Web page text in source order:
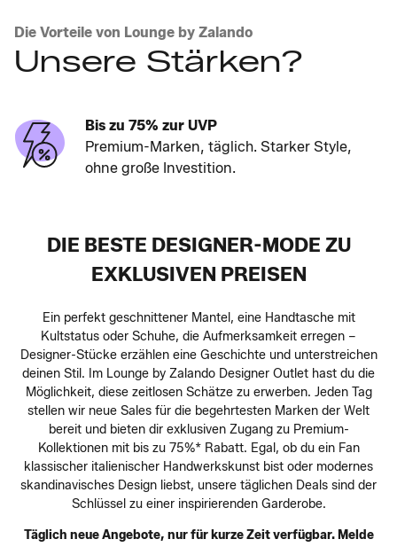
Die Vorteile von Lounge by Zalando
Unsere Stärken?
Bis zu 75% zur UVP
Premium-Marken, täglich. Starker Style,
ohne große Investition.
DIE BESTE DESIGNER-MODE ZU
EXKLUSIVEN PREISEN
Ein perfekt geschnittener Mantel, eine Handtasche mit
Kultstatus oder Schuhe, die Aufmerksamkeit erregen –
Designer-Stücke erzählen eine Geschichte und unterstreichen
deinen Stil. Im Lounge by Zalando Designer Outlet hast du die
Möglichkeit, diese zeitlosen Schätze zu erwerben. Jeden Tag
stellen wir neue Sales für die begehrtesten Marken der Welt
bereit und bieten dir exklusiven Zugang zu Premium-
Kollektionen mit bis zu 75%* Rabatt. Egal, ob du ein Fan
klassischer italienischer Handwerkskunst bist oder modernes
skandinavisches Design liebst, unsere täglichen Deals sind der
Schlüssel zu einer inspirierenden Garderobe.
Täglich neue Angebote, nur für kurze Zeit verfügbar. Melde